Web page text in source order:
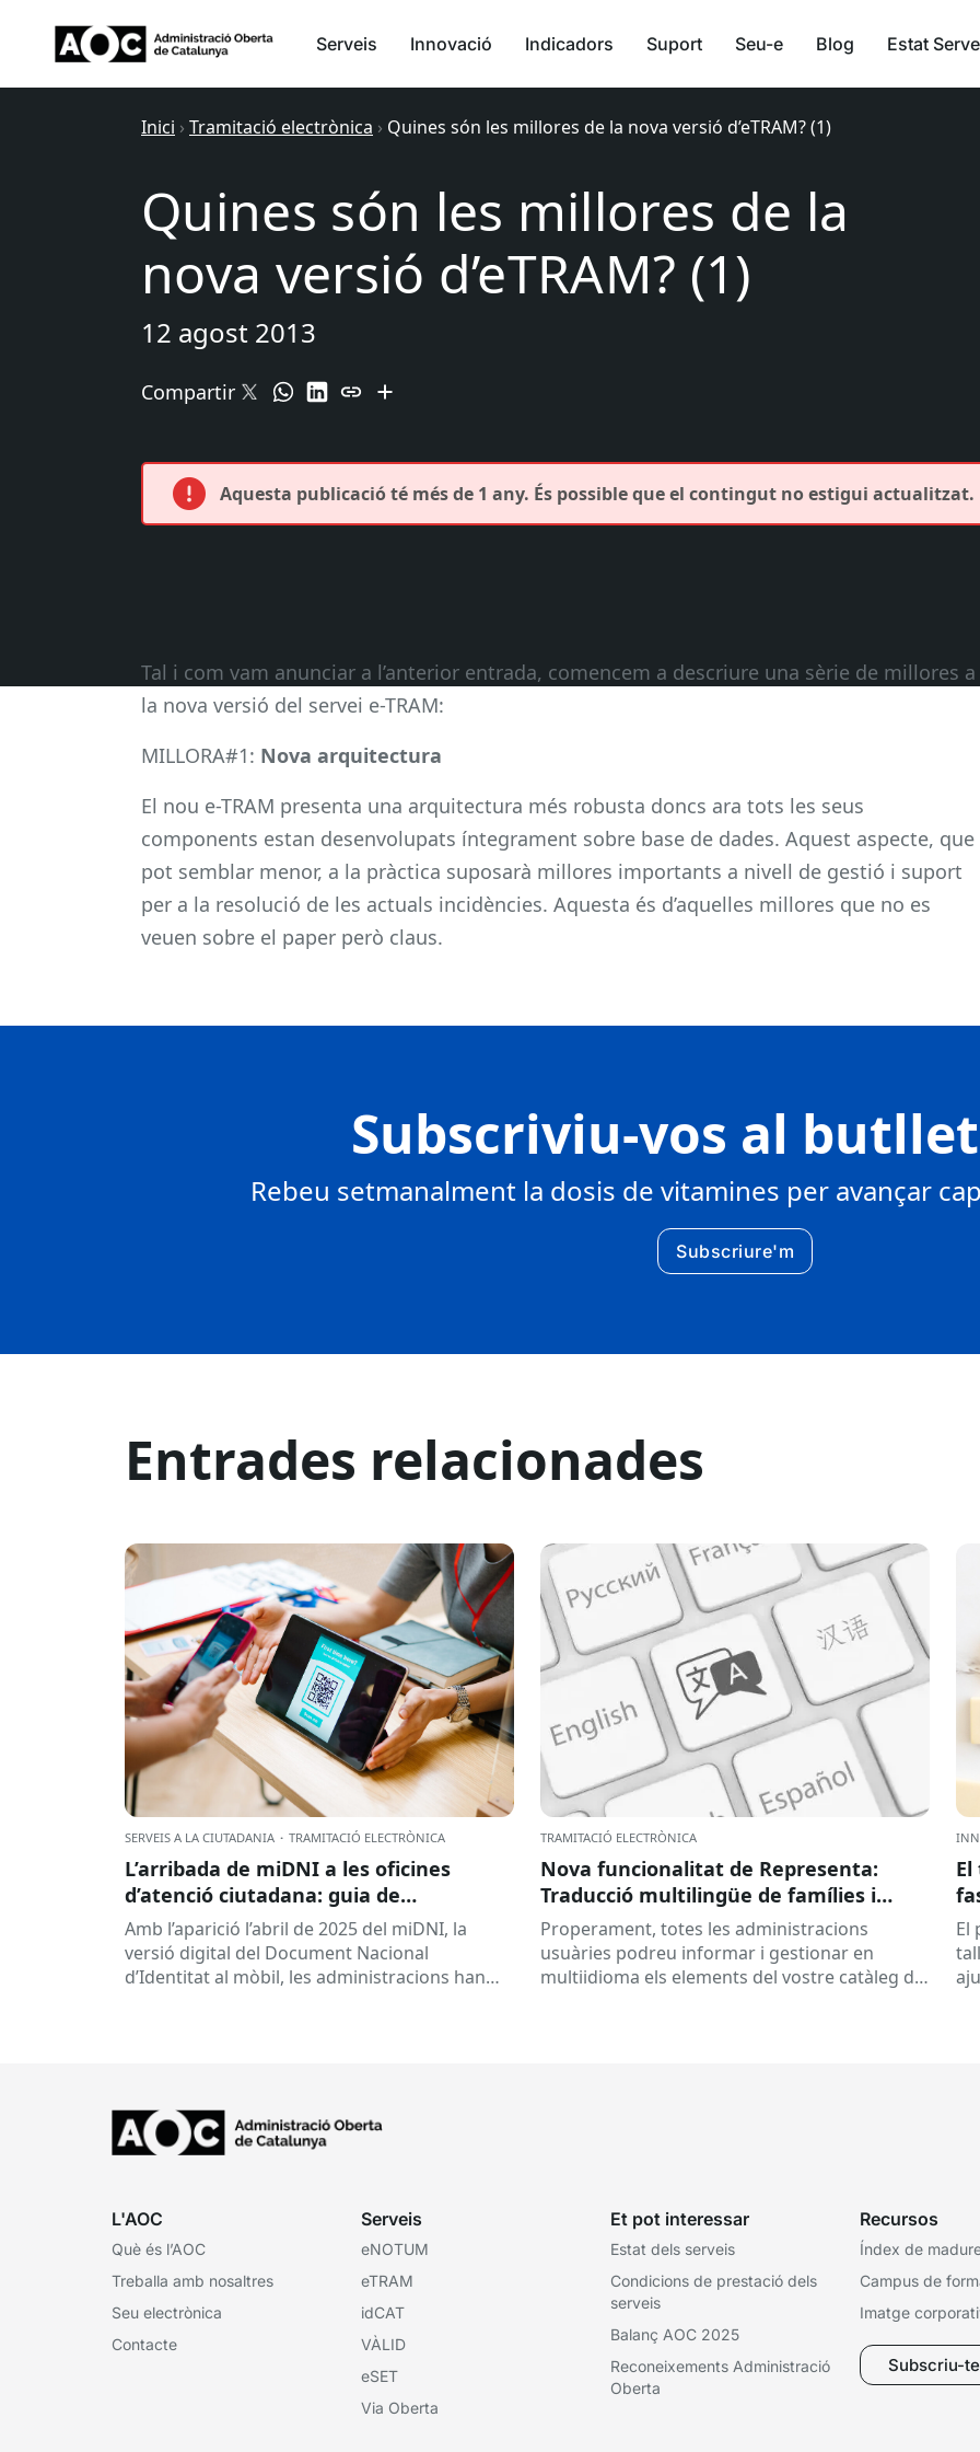
Serveis Innovació Indicadors Suport Seu-e Blog Estat
Inici › Tramitació electrònica › Quines són les millores de la nova versió d’eTRAM? (1)
Quines són les millores de la
nova versió d’eTRAM? (1)
12 agost 2013
Compartir
Aquesta publicació té més de 1 any. És possible que el contingut no estigui actualitzat.
Tal i com vam anunciar a l’anterior entrada, comencem a descriure una sèrie de millores a
la nova versió del servei e-TRAM:
MILLORA#1: Nova arquitectura
El nou e-TRAM presenta una arquitectura més robusta doncs ara tots les seus
components estan desenvolupats íntegrament sobre base de dades. Aquest aspecte, que
pot semblar menor, a la pràctica suposarà millores importants a nivell de gestió i suport
per a la resolució de les actuals incidències. Aquesta és d’aquelles millores que no es
veuen sobre el paper però claus.
Subscriviu-vos al
Rebeu setmanalment la dosis de vitamines per avançar
Subscriure'm
Entrades relacionades
SERVEIS A LA CIUTADANIA · TRAMITACIÓ ELECTRÒNICA
L’arribada de miDNI a les oficines
d’atenció ciutadana: guia de
bona pràctica
Amb l’aparició l’abril de 2025 del miDNI, la
versió digital del Document Nacional
d’Identitat al mòbil, les administracions han
TRAMITACIÓ ELECTRÒNICA
Nova funcionalitat de Representa:
Traducció multilingüe de famílies i
tràmits
Properament, totes les administracions
usuàries podreu informar i gestionar en
multiidioma els elements del vostre catàleg de
El
L'AOC
Què és l’AOC
Treballa amb nosaltres
Seu electrònica
Contacte
Serveis
eNOTUM
eTRAM
idCAT
VÀLID
eSET
Via Oberta
Et pot interessar
Estat dels serveis
Condicions de prestació dels
serveis
Balanç AOC 2025
Reconeixements Administració
Oberta
Recursos
Índex de
Campus de
Imatge
Subscriu-